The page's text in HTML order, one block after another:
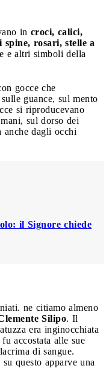
in croci, calici,
spine, rosari, stelle a
e altri simboli della
gocce che
guance, sul mento
si riproducevano
sul dorso dei
anche dagli occhi
il Signore chiede
ne citiamo almeno
Silipo. Il
era inginocchiata
accostata alle sue
di sangue.
questo apparve una